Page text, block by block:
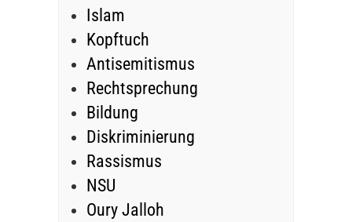
Islam
Kopftuch
Antisemitismus
Rechtsprechung
Bildung
Diskriminierung
Rassismus
NSU
Oury Jalloh